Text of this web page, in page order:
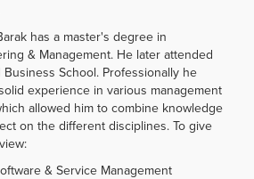
has a master's degree in
& Management. He later attended
Business School. Professionally he
experience in various management
allowed him to combine knowledge
on the different disciplines. To give
& Service Management